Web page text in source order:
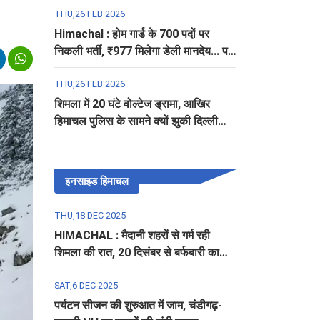
THU,26 FEB 2026
Himachal : होम गार्ड के 700 पदों पर
निकली भर्ती, ₹977 मिलेगा डेली मानदेय... पढ़ें
पूरी डिटेल
THU,26 FEB 2026
शिमला में 20 घंटे वोल्टेज ड्रामा, आखिर
हिमाचल पुलिस के सामने क्यों झुकी दिल्ली
इनसाइड हिमाचल
THU,18 DEC 2025
HIMACHAL : मैदानी शहरों से गर्म रही
शिमला की रात, 20 दिसंबर से बर्फबारी का
अलर्ट
SAT,6 DEC 2025
पर्यटन सीजन की शुरुआत में जाम, चंडीगढ़-